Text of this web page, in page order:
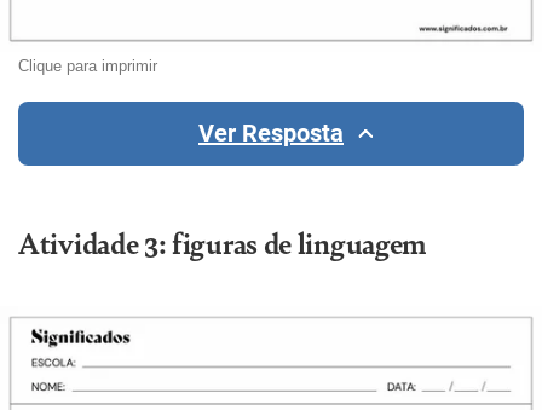
Clique para imprimir
Ver Resposta
Atividade 3: figuras de linguagem